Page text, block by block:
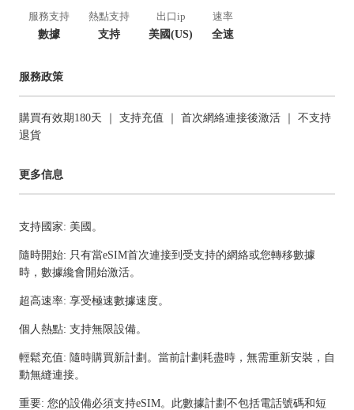
服務支持
數據
熱點支持
支持
出口ip
美國(US)
速率
全速
服務政策
購買有效期180天 ｜ 支持充值 ｜ 首次網絡連接後激活 ｜ 不支持
退貨
更多信息
支持國家: 美國。
隨時開始: 只有當eSIM首次連接到受支持的網絡或您轉移數據
時，數據纔會開始激活。
超高速率: 享受極速數據速度。
個人熱點: 支持無限設備。
輕鬆充值: 隨時購買新計劃。當前計劃耗盡時，無需重新安裝，自
動無縫連接。
重要: 您的設備必須支持eSIM。此數據計劃不包括電話號碼和短